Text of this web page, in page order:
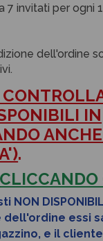
7 invitati per ogni
dell'ordine
IN
.
CLICCANDO
dell'ordine essi
e il